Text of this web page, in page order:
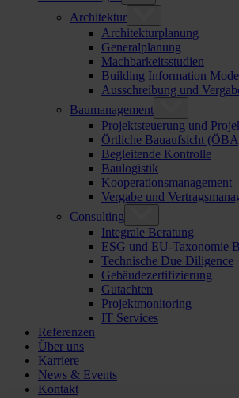
Architektur
Architekturplanung
Generalplanung
Machbarkeitsstudien
Building Information
Ausschreibung und
Baumanagement
Projektsteuerung und
Örtliche Bauaufsicht
Begleitende Kontrolle
Baulogistik
Kooperationsmanagement
Vergabe und
Consulting
Integrale Beratung
ESG und EU-Taxonomie
Technische Due Diligence
Gebäudezertifizierung
Gutachten
Projektmonitoring
IT Services
Referenzen
Über uns
Karriere
News & Events
Kontakt